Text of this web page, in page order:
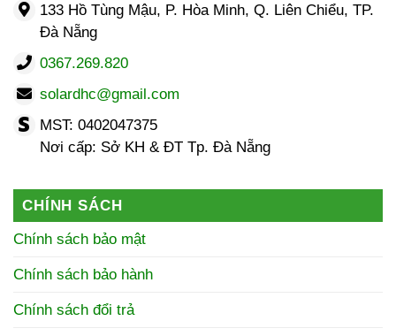
133 Hồ Tùng Mậu, P. Hòa Minh, Q. Liên Chiểu, TP.
Đà Nẵng
0367.269.820
solardhc@gmail.com
MST: 0402047375
Nơi cấp: Sở KH & ĐT Tp. Đà Nẵng
CHÍNH SÁCH
Chính sách bảo mật
Chính sách bảo hành
Chính sách đổi trả